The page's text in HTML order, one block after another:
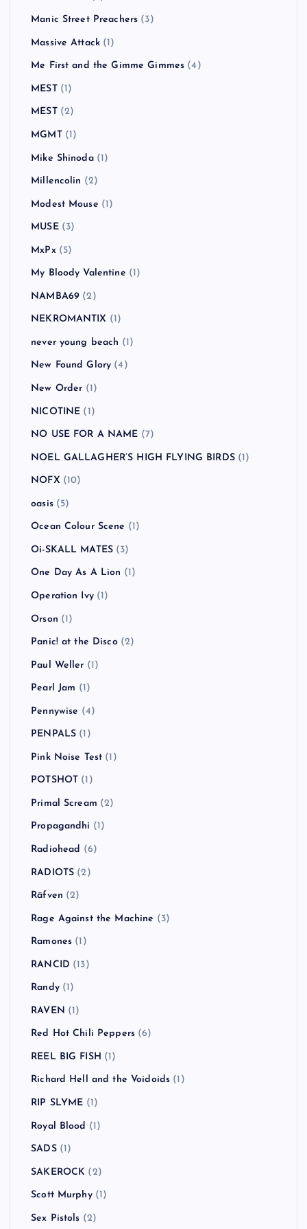
Manic Street Preachers (3)
Massive Attack (1)
Me First and the Gimme Gimmes (4)
MEST(1)
MEST(2)
MGMT(1)
Mike Shinoda(1)
Millencolin (2)
Modest Mouse (1)
MUSE(3)
MxPx(5)
My Bloody Valentine (1)
NAMBA69 (2)
NEKROMANTIX (1)
never young beach (1)
New Found Glory (4)
New Order (1)
NICOTINE (1)
NO USE FOR A NAME (7)
NOEL GALLAGHER’S HIGH FLYING BIRDS(1)
NOFX (10)
oasis(5)
Ocean Colour Scene (1)
Oi-SKALL MATES (3)
One Day As A Lion (1)
Operation Ivy(1)
Orson (1)
Panic! at the Disco(2)
Paul Weller (1)
Pearl Jam (1)
Pennywise (4)
PENPALS (1)
Pink Noise Test (1)
POTSHOT (1)
Primal Scream (2)
Propagandhi (1)
Radiohead (6)
RADIOTS (2)
Räfven (2)
Rage Against the Machine (3)
Ramones (1)
RANCID (13)
Randy(1)
RAVEN (1)
Red Hot Chili Peppers (6)
REEL BIG FISH (1)
Richard Hell and the Voidoids (1)
RIP SLYME (1)
Royal Blood (1)
SADS(1)
SAKEROCK (2)
Scott Murphy(1)
Sex Pistols (2)